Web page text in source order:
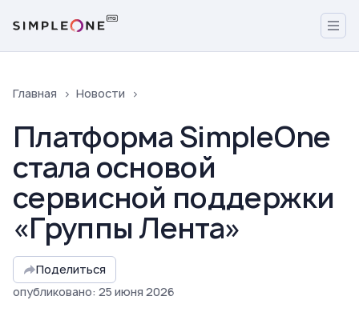
Главная Новости
Платформа SimpleOne
стала основой
сервисной поддержки
«Группы Лента»
Поделиться
опубликовано: 25 июня 2026